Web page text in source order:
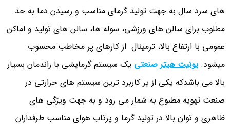
های سرد سال به جهت تولید گرمای مناسب و رسیدن دما به حد
مطلوب برای سالن های ورزشی، سوله ها، سالن های تولید و اماکن
عمومی با ارتفاع بالا، ترمینال از کارهای پر مخاطب محسوب
میشود. یونیت هیتر صنعتی یک سیستم گرمایشی با راندمان بسیار
بالا می باشدکه یکی از پر کاربرد ترین سیستم های حرارتی در
صنعت تهویه مطبوع به شمار می رود و به جهت ویژگی های
ظاهری و توان بالا در تولید گرما و پرتاب هوای مناسب طرفداران